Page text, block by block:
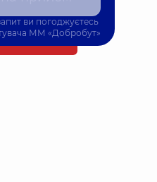
до лікаря
ви погоджуєтесь
ММ «Добробут»